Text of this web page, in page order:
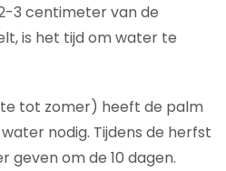
3 centimeter van de
is het tijd om water te
tot zomer) heeft de palm
nodig. Tijdens de herfst
om de 10 dagen.